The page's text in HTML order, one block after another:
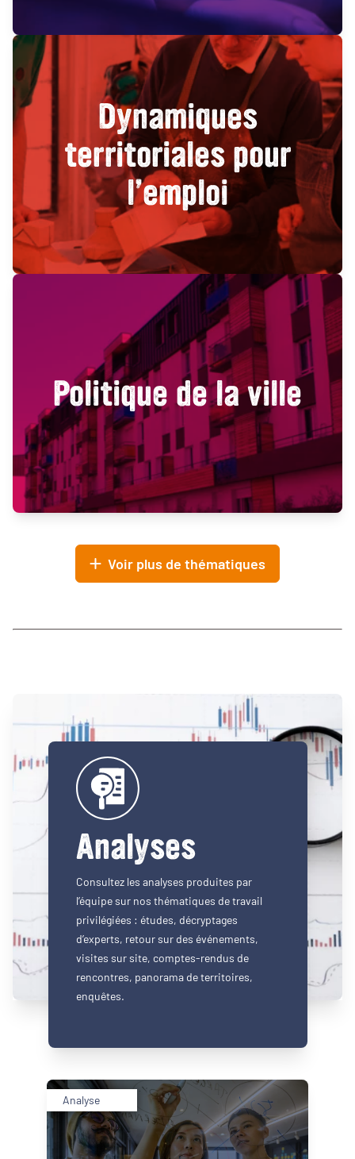
Dynamiques
territoriales pour
l’emploi
Politique de la ville
Voir plus de thématiques
Analyses
Consultez les analyses produites par
l’équipe sur nos thématiques de travail
privilégiées : études, décryptages
d’experts, retour sur des événements,
visites sur site, comptes-rendus de
rencontres, panorama de territoires,
enquêtes.
Analyse